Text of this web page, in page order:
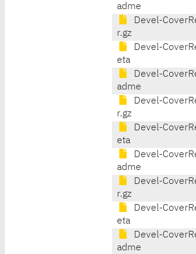
adme
Devel-
r.gz
Devel-
eta
Devel-
adme
Devel-
r.gz
Devel-
eta
Devel-
adme
Devel-
r.gz
Devel-
eta
Devel-
adme